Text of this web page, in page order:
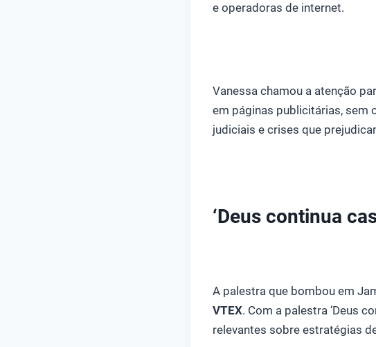
e operadoras de internet.
Vanessa chamou a atenção
em páginas publicitárias, sem
judiciais e crises que
‘Deus continua
A palestra que bombou em
VTEX. Com a palestra ‘Deus
relevantes sobre estratégias